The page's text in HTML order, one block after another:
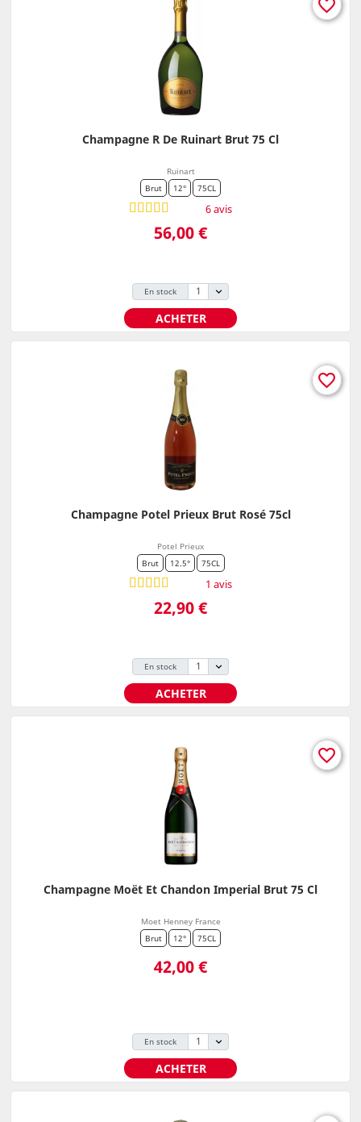
Champagne R De Ruinart Brut 75 Cl
Ruinart
Brut
12° 75CL
6 avis
Prix
56,00 €
En stock
ACHETER
favorite_border
Champagne Potel Prieux Brut Rosé 75cl
Potel Prieux
Brut
12.5° 75CL
1 avis
Prix
22,90 €
En stock
ACHETER
favorite_border
Champagne Moët Et Chandon Imperial Brut 75 Cl
Moet Henney France
Brut
12° 75CL
Prix
42,00 €
En stock
ACHETER
favorite_border